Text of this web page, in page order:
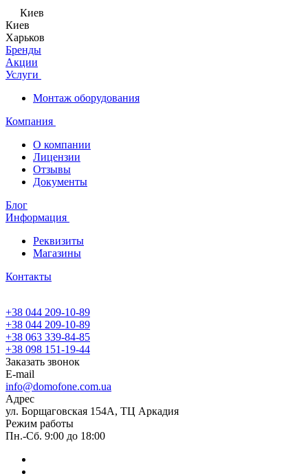
Киев
Киев
Харьков
Бренды
Акции
Услуги
Монтаж оборудования
Компания
О компании
Лицензии
Отзывы
Документы
Блог
Информация
Реквизиты
Магазины
Контакты
+38 044 209-10-89
+38 044 209-10-89
+38 063 339-84-85
+38 098 151-19-44
Заказать звонок
E-mail
info@domofone.com.ua
Адрес
ул. Борщаговская 154А, ТЦ Аркадия
Режим работы
Пн.-Сб. 9:00 до 18:00